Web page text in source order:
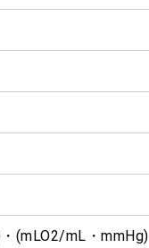
(mLO2/mL・mmHg)